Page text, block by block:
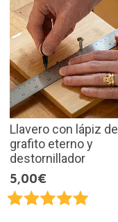
Llavero con lápiz de
grafito eterno y
destornillador
5,00€